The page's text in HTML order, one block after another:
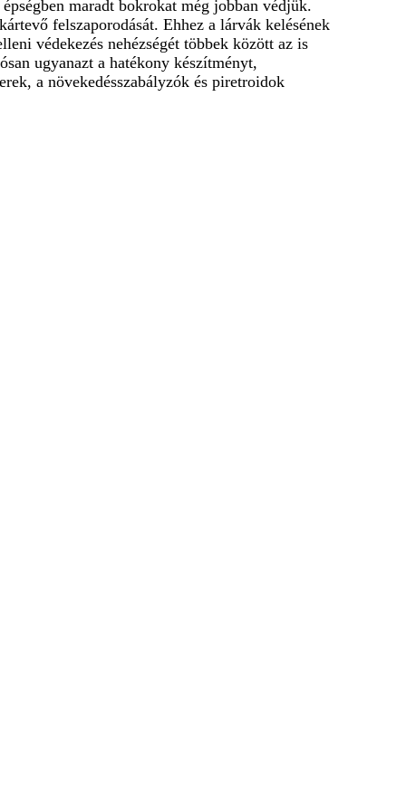
maradt bokrokat még jobban védjük.
felszaporodását. Ehhez a lárvák kelésének
védekezés nehézségét többek között az is
ugyanazt a hatékony készítményt,
a növekedésszabályzók és piretroidok